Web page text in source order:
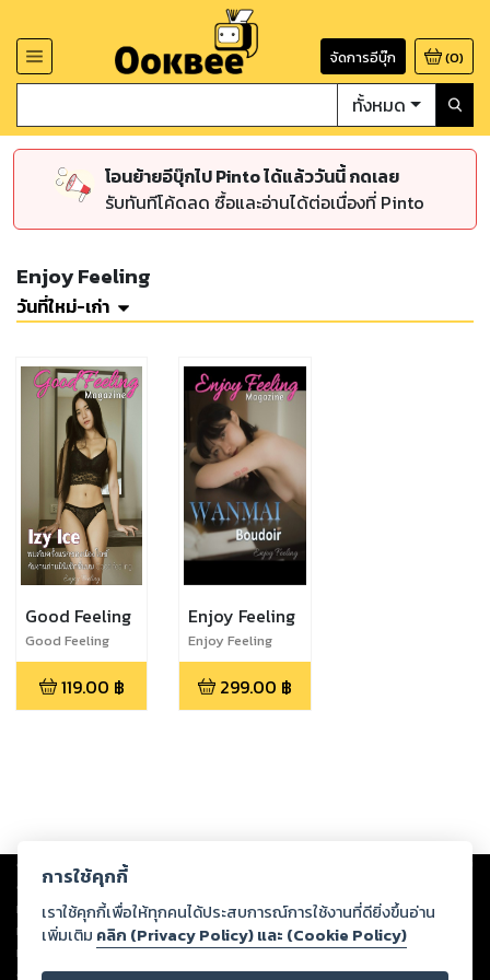
จัดการอีบุ๊ก (0)
ทั้งหมด
โอนย้ายอีบุ๊กไป Pinto ได้แล้ววันนี้ กดเลย
รับทันทีโค้ดลด ซื้อและอ่านได้ต่อเนื่องที่ Pinto
Enjoy Feeling
วันที่ใหม่-เก่า
Good Feeling
Good Feeling
Vol.1
119.00 ฿
Enjoy Feeling
Enjoy Feeling
Vol.3
299.00 ฿
Copyright © 2026
ต่อผลงานหรือเนื้อหาใดที่อัปโหลดผ่านเว็บไซต์และปรากฏว่าละเมิดสิทธิใน
ทรัพย์สินทางปัญญาของบุคคลอื่นหรือขัดต่อกฎหมายและศีลธรรม ดังนั้น ผู้อ่าน
ทุกท่านโปรดใช้วิจารณญาณในการกลั่นกรองด้วยตนเอง และหากท่านพบว่าส่วน
หนึ่งส่วนใดขัดต่อกฎหมายและศีลธรรม กรุณาแจ้งมายังบริษัท เพื่อทีมงานจะได้
ดำเนินการในทันที ทั้งนี้ ทางสตอรี่ล็อกขอสงวนลิขสิทธิ์ตามพระราชบัญญัติ
การใช้คุกกี้
เราใช้คุกกี้เพื่อให้ทุกคนได้ประสบการณ์การใช้งานที่ดียิ่งขึ้นอ่าน
เพิ่มเติม คลิก (Privacy Policy) และ (Cookie Policy)